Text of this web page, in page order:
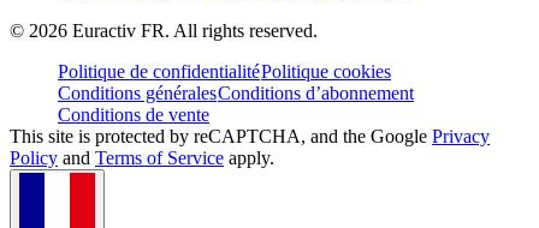
© 2026 Euractiv FR. All rights reserved.
Politique de confidentialitéPolitique cookies
Conditions généralesConditions d’abonnement
Conditions de vente
This site is protected by reCAPTCHA, and the Google Privacy
Policy and Terms of Service apply.